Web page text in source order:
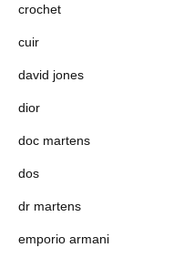
crochet
cuir
david jones
dior
doc martens
dos
dr martens
emporio armani